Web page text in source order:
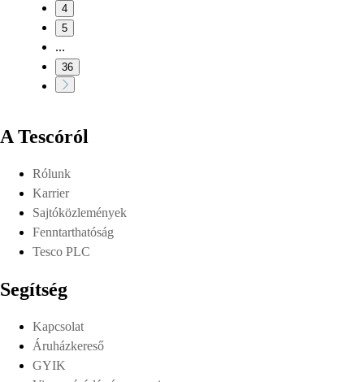
4
5
...
36
A Tescóról
Rólunk
Karrier
Sajtóközlemények
Fenntarthatóság
Tesco PLC
Segítség
Kapcsolat
Áruházkereső
GYIK